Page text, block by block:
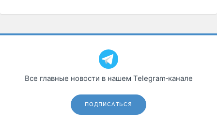
Все главные новости в нашем Telegram‑канале
ПОДПИСАТЬСЯ